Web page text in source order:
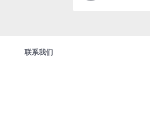
联系我们